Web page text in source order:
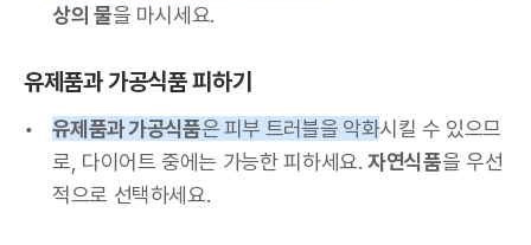
상의 물을 마시세요.
유제품과 가공식품 피하기
유제품과 가공식품은 피부 트러블을 악화시킬 수 있으므
로, 다이어트 중에는 가능한 피하세요.자연식품을 우선
적으로 선택하세요.